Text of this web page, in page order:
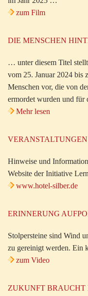
zum Film
DIE MENSCHEN
… unter diesem Titel
vom 25. Januar 2024 bis
Menschen vor, die von
ermordet wurden und für
Mehr lesen
Hinweise und
Website der Initiative
www.hotel-silber.de
ERINNERUNG
Stolpersteine sind Wind
zu gereinigt werden. Ein
zum Video
ZUKUNFT BRAUCHT